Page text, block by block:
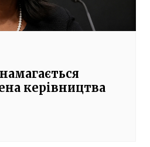
керівництва